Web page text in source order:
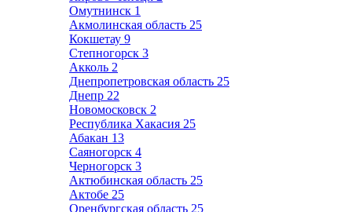
Омутнинск 1
Акмолинская область 25
Кокшетау 9
Степногорск 3
Акколь 2
Днепропетровская область 25
Днепр 22
Новомосковск 2
Республика Хакасия 25
Абакан 13
Саяногорск 4
Черногорск 3
Актюбинская область 25
Актобе 25
Оренбургская область 25